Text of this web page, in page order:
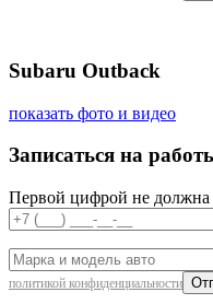
Subaru Outback
показать фото и видео
Записаться на
Первой цифрой не должна
политикой конфиденциальности